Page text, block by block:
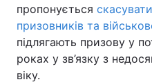
пропонується
призовників та
підлягають призову у
роках у зв’язку з
віку.